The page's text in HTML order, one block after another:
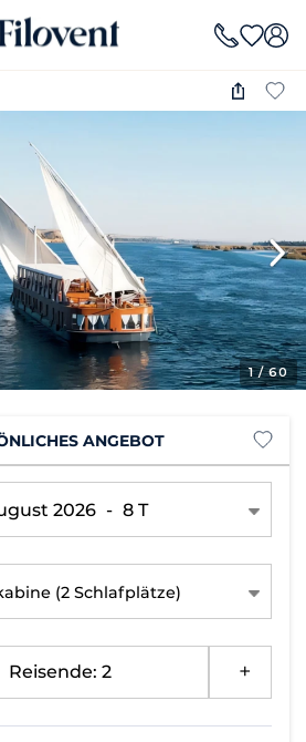
1/ 60
ANGEBOT
2026 - 8 T
(2 Schlafplätze)
Reisende: 2